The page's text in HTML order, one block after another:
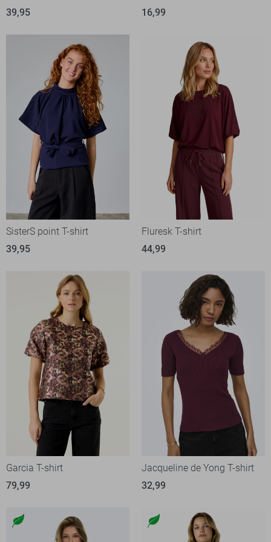
39,95
16,99
SisterS point T-shirt
39,95
Fluresk T-shirt
44,99
Garcia T-shirt
79,99
Jacqueline de Yong T-shirt
32,99